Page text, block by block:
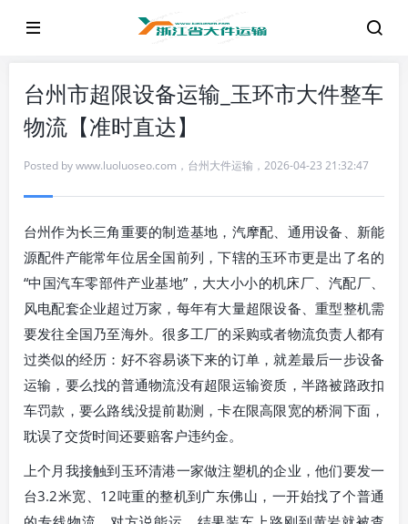
台州市超限设备运输_玉环市大件整车
物流【准时直达】
Posted bywww.luoluoseo.com ， 台州大件运输 ， 2026-04-23 21:32:47
台州作为长三角重要的制造基地，汽摩配、通用设备、新能
源配件产能常年位居全国前列，下辖的玉环市更是出了名的
“中国汽车零部件产业基地”，大大小小的机床厂、汽配厂、
风电配套企业超过万家，每年有大量超限设备、重型整机需
要发往全国乃至海外。很多工厂的采购或者物流负责人都有
过类似的经历：好不容易谈下来的订单，就差最后一步设备
运输，要么找的普通物流没有超限运输资质，半路被路政扣
车罚款，要么路线没提前勘测，卡在限高限宽的桥洞下面，
耽误了交货时间还要赔客户违约金。
上个月我接触到玉环清港一家做注塑机的企业，他们要发一
台3.2米宽、12吨重的整机到广东佛山，一开始找了个普通